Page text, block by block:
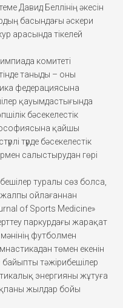
Давид Беллінің әкесін
басындағы әскери
арасында тікелей
комитеті
таныды – оны
федерациясына
қауымдастығында
бәсекелестік
қайшы
түрде бәсекелестік
салыстырудан гөрі
туралы сөз болса,
жалпы ойлағаннан
of Sports Medicine»
паркурдағы жарақат
мәнінің футболмен
төмен екенін
тәжірибешілер
энергияны жұтуға
жылдар бойы